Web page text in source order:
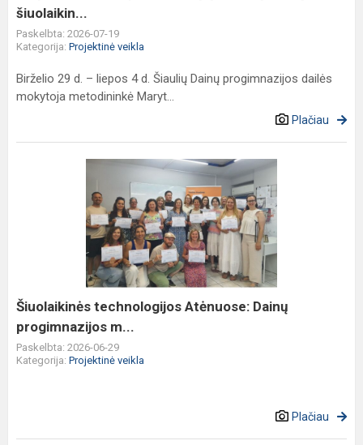
šiuolaikin...
Paskelbta: 2026-07-19
Kategorija: Projektinė veikla
Birželio 29 d. – liepos 4 d. Šiaulių Dainų progimnazijos dailės
mokytoja metodininkė Maryt...
Plačiau
Šiuolaikinės technologijos Atėnuose: Dainų
progimnazijos m...
Paskelbta: 2026-06-29
Kategorija: Projektinė veikla
Plačiau